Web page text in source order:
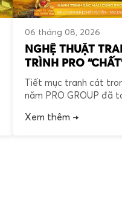
06 tháng 08, 2026
NGHỆ THUẬT
TRÌNH PRO
Tiết mục tranh cát
năm PRO GROUP đã
không chỉ là câu
Xem thêm →